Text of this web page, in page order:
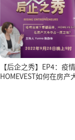
【后企之秀】EP4：疫
HOMEVEST如何在房